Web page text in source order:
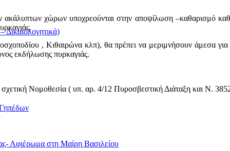
ακάλυπτων χώρων υποχρεούνται στην αποψίλωση –καθαρισμό
, Κιθαιρώνα κλπ), θα πρέπει να μεριμνήσουν άμεσα
εκδήλωσης πυρκαγιάς.
Νομοθεσία ( υπ. αρ. 4/12 Πυροσβεστική Διάταξη και Ν.
Αφιέρωμα στη Μαίρη Βασιλείου